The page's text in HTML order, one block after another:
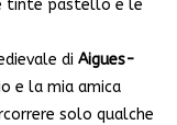
tinte pastello e le
di Aigues-
e la mia amica
solo qualche